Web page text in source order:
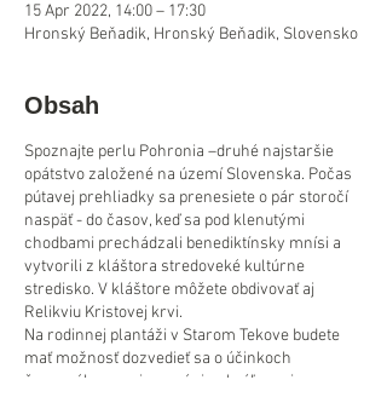
15 Apr 2022, 14:00 – 17:30
Hronský Beňadik, Hronský Beňadik, Slovensko
Obsah
Spoznajte perlu Pohronia –druhé najstaršie
opátstvo založené na území Slovenska. Počas
pútavej prehliadky sa prenesiete o pár storočí
naspäť - do časov, keď sa pod klenutými
chodbami prechádzali benediktínsky mnísi a
vytvorili z kláštora stredoveké kultúrne
stredisko. V kláštore môžete obdivovať aj
Relikviu Kristovej krvi.
Na rodinnej plantáži v Starom Tekove budete
mať možnosť dozvedieť sa o účinkoch
čarovného ovocia – arónie - kráľovnej